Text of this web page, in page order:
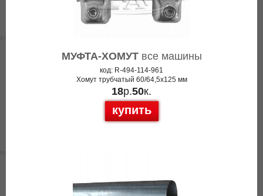
МУФТА-ХОМУТвсе машины
код: R-494-114-961
Хомут трубчатый 60/64,5x125 мм
18р.50к.
купить